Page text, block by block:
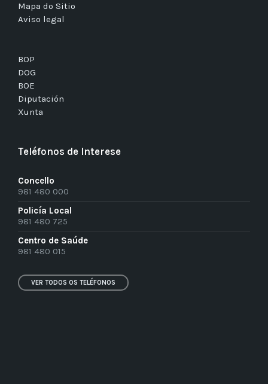
Mapa do Sitio
Aviso legal
BOP
DOG
BOE
Diputación
Xunta
Teléfonos de Interese
Concello
981 480 000
Policía Local
981 480 725
Centro de Saúde
981 480 015
VER TODOS OS TELÉFONOS